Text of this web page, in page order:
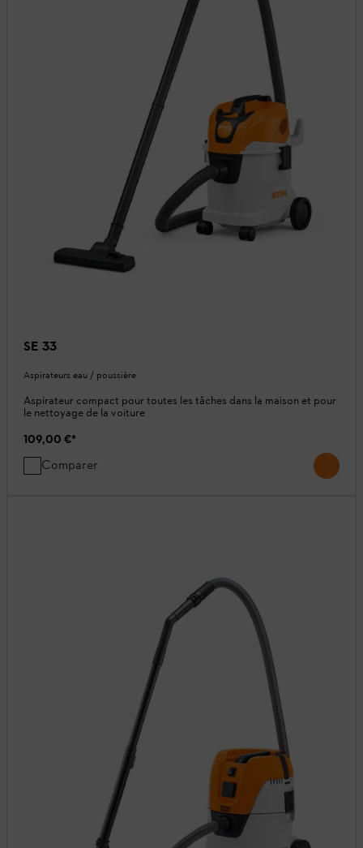
SE 33
Aspirateurs eau / poussière
Aspirateur compact pour toutes les tâches dans la maison et pour
le nettoyage de la voiture
109,00 €*
Comparer